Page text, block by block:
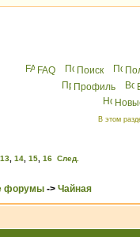
FAQ Поиск
Профиль
В этом
13 14 15 16 След.
форумы -> Чайная